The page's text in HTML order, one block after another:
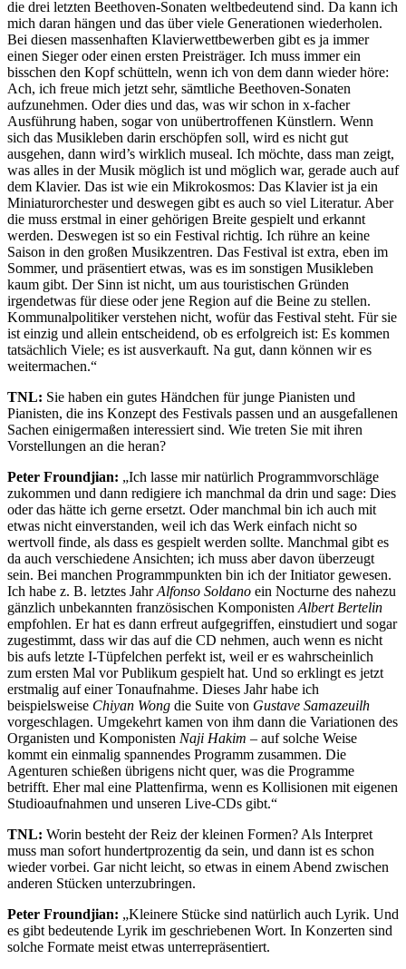
die drei letzten Beethoven-Sonaten weltbedeutend sind. Da kann ich
mich daran hängen und das über viele Generationen wiederholen.
Bei diesen massenhaften Klavierwettbewerben gibt es ja immer
einen Sieger oder einen ersten Preisträger. Ich muss immer ein
bisschen den Kopf schütteln, wenn ich von dem dann wieder höre:
Ach, ich freue mich jetzt sehr, sämtliche Beethoven-Sonaten
aufzunehmen. Oder dies und das, was wir schon in x-facher
Ausführung haben, sogar von unübertroffenen Künstlern. Wenn
sich das Musikleben darin erschöpfen soll, wird es nicht gut
ausgehen, dann wird’s wirklich museal. Ich möchte, dass man zeigt,
was alles in der Musik möglich ist und möglich war, gerade auch auf
dem Klavier. Das ist wie ein Mikrokosmos: Das Klavier ist ja ein
Miniaturorchester und deswegen gibt es auch so viel Literatur. Aber
die muss erstmal in einer gehörigen Breite gespielt und erkannt
werden. Deswegen ist so ein Festival richtig. Ich rühre an keine
Saison in den großen Musikzentren. Das Festival ist extra, eben im
Sommer, und präsentiert etwas, was es im sonstigen Musikleben
kaum gibt. Der Sinn ist nicht, um aus touristischen Gründen
irgendetwas für diese oder jene Region auf die Beine zu stellen.
Kommunalpolitiker verstehen nicht, wofür das Festival steht. Für sie
ist einzig und allein entscheidend, ob es erfolgreich ist: Es kommen
tatsächlich Viele; es ist ausverkauft. Na gut, dann können wir es
weitermachen.“
TNL: Sie haben ein gutes Händchen für junge Pianisten und
Pianisten, die ins Konzept des Festivals passen und an ausgefallenen
Sachen einigermaßen interessiert sind. Wie treten Sie mit ihren
Vorstellungen an die heran?
Peter Froundjian: „Ich lasse mir natürlich Programmvorschläge
zukommen und dann redigiere ich manchmal da drin und sage: Dies
oder das hätte ich gerne ersetzt. Oder manchmal bin ich auch mit
etwas nicht einverstanden, weil ich das Werk einfach nicht so
wertvoll finde, als dass es gespielt werden sollte. Manchmal gibt es
da auch verschiedene Ansichten; ich muss aber davon überzeugt
sein. Bei manchen Programmpunkten bin ich der Initiator gewesen.
Ich habe z. B. letztes JahrAlfonso Soldano ein Nocturne des nahezu
gänzlich unbekannten französischen Komponisten Albert Bertelin
empfohlen. Er hat es dann erfreut aufgegriffen, einstudiert und sogar
zugestimmt, dass wir das auf die CD nehmen, auch wenn es nicht
bis aufs letzte I-Tüpfelchen perfekt ist, weil er es wahrscheinlich
zum ersten Mal vor Publikum gespielt hat. Und so erklingt es jetzt
erstmalig auf einer Tonaufnahme. Dieses Jahr habe ich
beispielsweise Chiyan Wong die Suite von Gustave Samazeuilh
vorgeschlagen. Umgekehrt kamen von ihm dann die Variationen des
Organisten und Komponisten Naji Hakim – auf solche Weise
kommt ein einmalig spannendes Programm zusammen. Die
Agenturen schießen übrigens nicht quer, was die Programme
betrifft. Eher mal eine Plattenfirma, wenn es Kollisionen mit eigenen
Studioaufnahmen und unseren Live-CDs gibt.“
TNL: Worin besteht der Reiz der kleinen Formen? Als Interpret
muss man sofort hundertprozentig da sein, und dann ist es schon
wieder vorbei. Gar nicht leicht, so etwas in einem Abend zwischen
anderen Stücken unterzubringen.
Peter Froundjian: „Kleinere Stücke sind natürlich auch Lyrik. Und
es gibt bedeutende Lyrik im geschriebenen Wort. In Konzerten sind
solche Formate meist etwas unterrepräsentiert.